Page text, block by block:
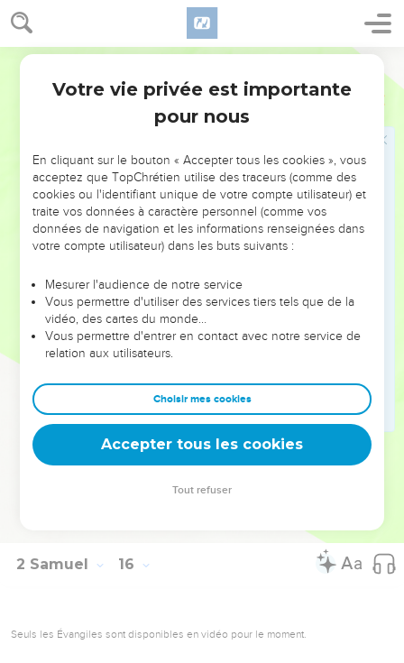
2 Samuel 15
מֵעִמָּכֶ֖ם לְהַגִּ֥יד לִֽי׃
וַיָּ֨שֶׁב צָד֧וֹק וְאֶבְיָתָ֛ר אֶת־אֲר֥וֹן הָאֱלֹהִ֖ים יְרוּשָׁלִָ֑ם וַיֵּשְׁב֖וּ שָֽׁם׃
David envoie Houchaï espionner Absalom
30
וְדָוִ֡ד עֹלֶה֩ בְמַעֲלֵ֨ה הַזֵּיתִ֜ים עֹלֶ֣ה ׀ וּבוֹכֶ֗ה וְרֹ֥אשׁ לוֹ֙ חָפ֔וּי וְה֖וּא הֹלֵ֣ךְ
וְדָוִד֙ הִגִּ֣יד לֵאמֹ֔ר אֲחִיתֹ֥פֶל בַּקֹּשְׁרִ֖ים עִם־אַבְשָׁל֑וֹם וַיֹּ֣אמֶר דָּוִ֔ד
סַכֶּל־נָ֛א אֶת־עֲצַ֥ת אֲחִיתֹ֖פֶל יְהוָֽה׃
וַיְהִ֤י דָוִד֙ בָּ֣א עַד־הָרֹ֔אשׁ אֲשֶֽׁר־יִשְׁתַּחֲוֶ֥ה שָׁ֖ם לֵאלֹהִ֑ים וְהִנֵּ֤ה לִקְרָאתוֹ֙
חוּשַׁ֣י הָאַרְכִּ֔י קָר֙וּעַ֙ כֻּתָּנְתּ֔וֹ וַאֲדָמָ֖ה עַל־רֹאשֽׁוֹ׃
וְאִם־הָעִ֣יר תָּשׁ֗וּב וְאָמַרְתָּ֤ לְאַבְשָׁלוֹם֙ עַבְדְּךָ֨ אֲנִ֤י הַמֶּ֙לֶךְ֙ אֶֽהְיֶ֔ה עֶ֣בֶד
אָבִ֤יךָ וַֽאֲנִי֙ מֵאָ֔ז וְעַתָּ֖ה וַאֲנִ֣י עַבְדֶּ֑ךָ וְהֵפַרְתָּ֣ה לִ֔י אֵ֖ת עֲצַ֥ת אֲחִיתֹֽפֶל׃
וַהֲל֤וֹא עִמְּךָ֙ שָׁ֔ם צָד֥וֹק וְאֶבְיָתָ֖ר הַכֹּהֲנִ֑ים וְהָיָ֗ה כָּל־הַדָּבָר֙ אֲשֶׁ֤ר
הִנֵּה־שָׁ֤ם עִמָּם֙ שְׁנֵ֣י בְנֵיהֶ֔ם אֲחִימַ֣עַץ לְצָד֔וֹק וִיהוֹנָתָ֖ן לְאֶבְיָתָ֑ר
וּשְׁלַחְתֶּ֤ם בְּיָדָם֙ אֵלַ֔י כָּל־דָּבָ֖ר אֲשֶׁ֥ר תִּשְׁמָֽעוּ׃
וַיָּבֹ֥א חוּשַׁ֛י רֵעֶ֥ה דָוִ֖ד הָעִ֑יר וְאַבְשָׁלֹ֔ם יָבֹ֖א יְרוּשָׁלִָֽם׃
Hébreu : © Westminster Leningrad Codex - tanach.us --- Grec : © 2010 by the
2 Samuel 16
Seuls les Évangiles sont disponibles en vidéo pour le moment.
Votre vie privée est importante
pour nous
En cliquant sur le bouton « Accepter tous les cookies », vous
acceptez que TopChrétien utilise des traceurs (comme des
cookies ou l'identifiant unique de votre compte utilisateur) et
traite vos données à caractère personnel (comme vos
données de navigation et les informations renseignées dans
votre compte utilisateur) dans les buts suivants :
Mesurer l'audience de notre service
Vous permettre d'utiliser des services tiers tels que de la
vidéo, des cartes du monde…
Vous permettre d'entrer en contact avec notre service de
relation aux utilisateurs.
Choisir mes cookies
Accepter tous les cookies
Tout refuser